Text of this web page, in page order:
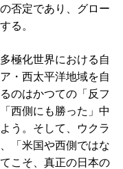
否定であり、グロー
る。
極化世界における自
・西太平洋地域を自
のはかつての「反フ
西側にも勝った」中
う。そして、ウクラ
「米国や西側ではな
こそ、真正の日本の